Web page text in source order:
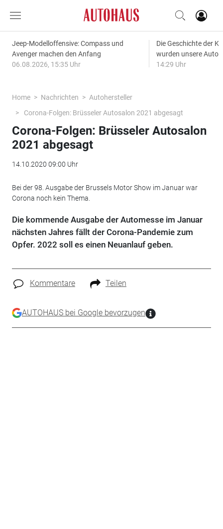
Jeep-Modelloffensive: Compass und
Avenger machen den Anfang
06.08.2026, 15:35 Uhr
Die Geschichte der
wurden unsere
14:29 Uhr
Home Nachrichten
Autohersteller
Corona-Folgen: Brüsseler Autosalon 2021 abgesagt
Corona-Folgen: Brüsseler Autosalon
2021 abgesagt
14.10.2020 09:00 Uhr
Bei der 98. Ausgabe der Brussels Motor Show im Januar war
Corona noch kein Thema.
Die kommende Ausgabe der Automesse im Januar
nächsten Jahres fällt der Corona-Pandemie zum
Opfer. 2022 soll es einen Neuanlauf geben.
Kommentare Teilen
AUTOHAUS bei Google bevorzugen